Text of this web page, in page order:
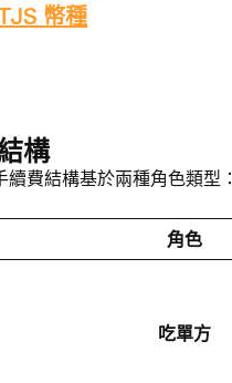
幣種
構
續費結構基於兩種角色類型：
角色
吃單方